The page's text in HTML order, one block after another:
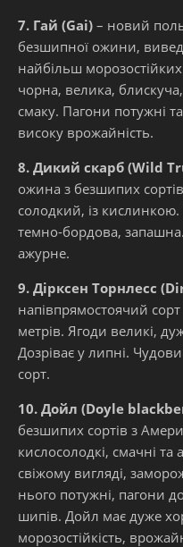
7. Гай (Gai) – новий
безшипної ожини,
найбільш морозостійких
чорна, велика,
смаку. Пагони потужні
високу врожайність.
8. Дикий скарб (Wild
ожина з безшипих
солодкий, із кислинкою.
темно-бордова,
ажурне.
9. Дірксен Торнлесс
напівпрямостоячий
метрів. Ягоди великі,
Дозріває у липні.
сорт.
10. Дойл (Doyle
безшипих сортів з
кислосолодкі, смачні
свіжому вигляді,
нього потужні, пагони
шипів. Дойл має дуже
морозостійкість,